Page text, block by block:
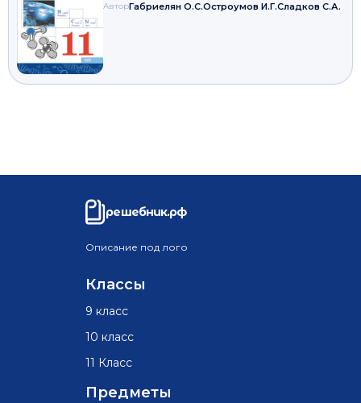
АвторГабриелян О.С.Остроумов И.Г.Сладков С.А.
решебник.рф
Описание под лого
Классы
9 класс
10 класс
11 Класс
Предметы